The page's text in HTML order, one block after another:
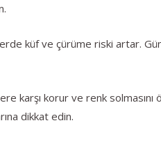
küf ve çürüme riski artar.
karşı korur ve renk solmasını
dikkat edin.